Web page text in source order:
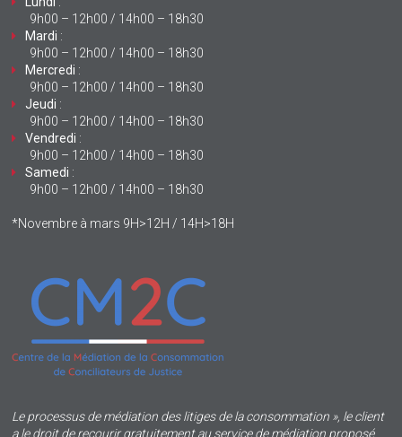
9h00 – 12h00 / 14h00 – 18h30
Mardi :
9h00 – 12h00 / 14h00 – 18h30
Mercredi :
9h00 – 12h00 / 14h00 – 18h30
Jeudi :
9h00 – 12h00 / 14h00 – 18h30
Vendredi :
9h00 – 12h00 / 14h00 – 18h30
Samedi :
9h00 – 12h00 / 14h00 – 18h30
*Novembre à mars 9H>12H / 14H>18H
Le processus de médiation des litiges de la consommation », le client
a le droit de recourir gratuitement au service de médiation proposé